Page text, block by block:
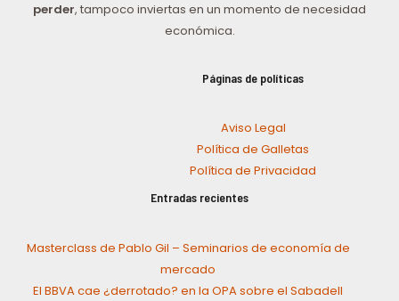
perder, tampoco inviertas en un momento de necesidad
económica.
Páginas de políticas
Aviso Legal
Política de Galletas
Política de Privacidad
Entradas recientes
Masterclass de Pablo Gil – Seminarios de economía de
mercado
El BBVA cae ¿derrotado? en la OPA sobre el Sabadell